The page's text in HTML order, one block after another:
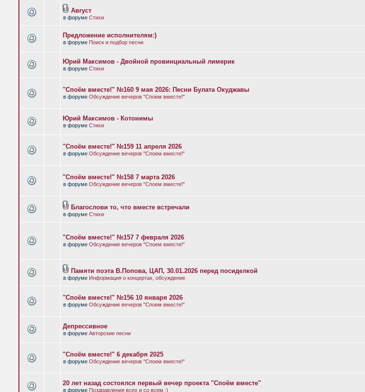
Август
в форуме Стихи
Предложение исполнителям:)
в форуме Поиск и подбор песни
Юрий Максимов - Двойной провинциальный лимерик
в форуме Стихи
"Споём вместе!" №160 9 мая 2026: Песни Булата Окуджавы
в форуме Обсуждение вечеров "Споем вместе!"
Юрий Максимов - Котонимы
в форуме Стихи
"Споём вместе!" №159 11 апреля 2026
в форуме Обсуждение вечеров "Споем вместе!"
"Споём вместе!" №158 7 марта 2026
в форуме Обсуждение вечеров "Споем вместе!"
Благослови то, что вместе встречали
в форуме Стихи
"Споём вместе!" №157 7 февраля 2026
в форуме Обсуждение вечеров "Споем вместе!"
Памяти поэта В.Попова, ЦАП, 30.01.2026 перед посиделкой
в форуме Информация о концертах, обсуждение
"Споём вместе!" №156 10 января 2026
в форуме Обсуждение вечеров "Споем вместе!"
Депрессивное
в форуме Авторские песни
"Споём вместе!" 6 декабря 2025
в форуме Обсуждение вечеров "Споем вместе!"
20 лет назад состоялся первый вечер проекта "Споём вместе"
в форуме Поздравления всех и со всем :)